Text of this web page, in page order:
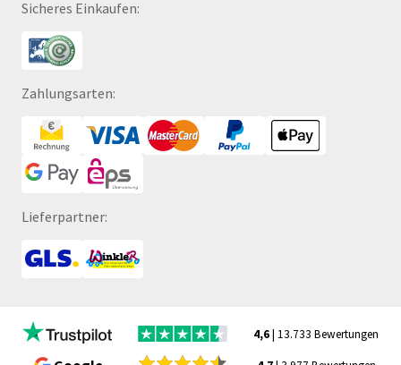
Sicheres Einkaufen:
Zahlungsarten:
Lieferpartner:
4,6| 13.733 Bewertungen